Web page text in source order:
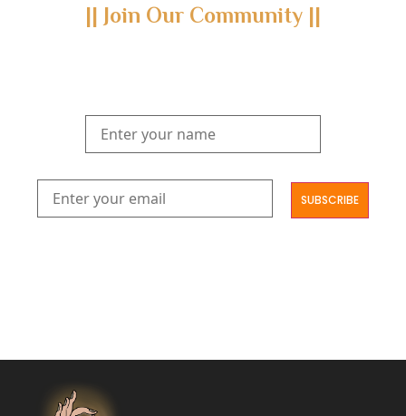
|| Join Our Community ||